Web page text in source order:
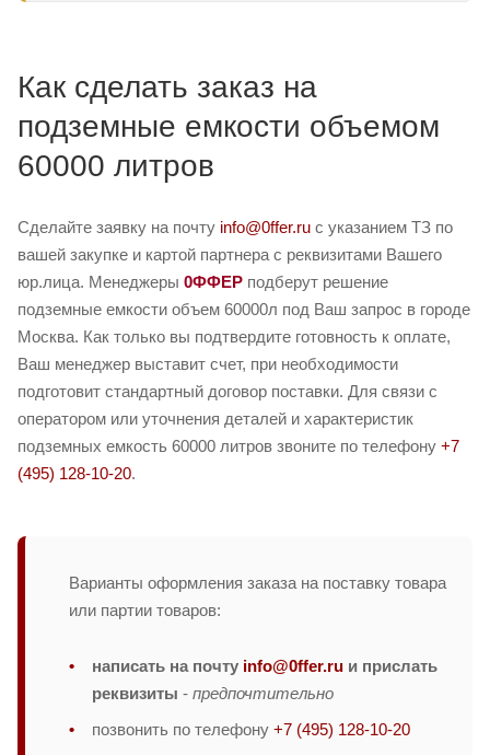
Как сделать заказ на
подземные емкости объемом
60000 литров
Сделайте заявку на почту info@0ffer.ru с указанием ТЗ по
вашей закупке и картой партнера с реквизитами Вашего
юр.лица. Менеджеры 0ФФЕР подберут решение
подземные емкости объем 60000л под Ваш запрос в городе
Москва. Как только вы подтвердите готовность к оплате,
Ваш менеджер выставит счет, при необходимости
подготовит стандартный договор поставки. Для связи с
оператором или уточнения деталей и характеристик
подземных емкость 60000 литров звоните по телефону +7
(495) 128-10-20.
Варианты оформления заказа на поставку товара
или партии товаров:
написать на почту info@0ffer.ru и прислать
реквизиты - предпочтительно
позвонить по телефону +7 (495) 128-10-20